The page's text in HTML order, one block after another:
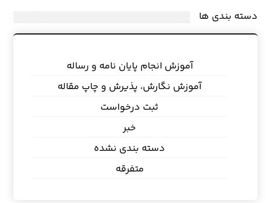
دسته بندی ها
آموزش انجام پایان نامه و رساله
آموزش نگارش، پذیرش و چاپ مقاله
ثبت درخواست
خبر
دسته بندی نشده
متفرقه